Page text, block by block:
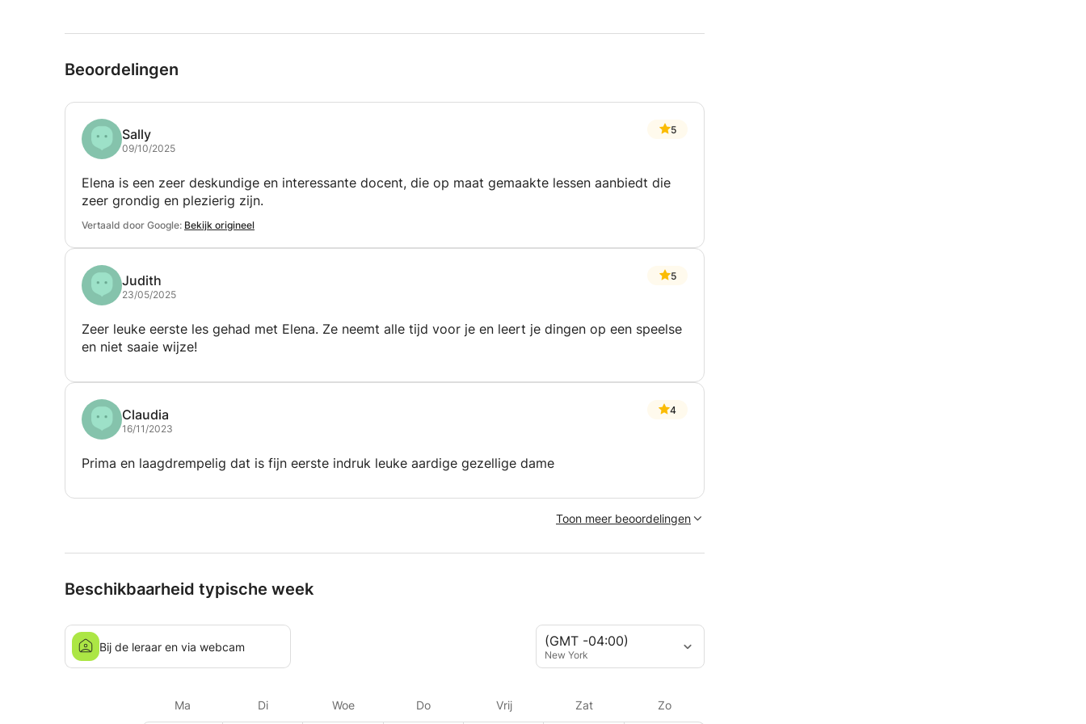
Instituto Textil Argentino (Buenos Aires, Argentinië)
Privéles aan volwassenen.
Zelfstandig / Eigenaar
Buenos Aires, Argentinië
Groepen en privéles aan kinderen.
Colegio Espíritu Santo
Administratief medewerkerAdministratief medewerker
Buenos Aires, Argentinië
Algemene administratieve werkzaamheden.
Beoordelingen
Sally
09/10/2025
5
Elena is een zeer deskundige en interessante docent, die op maat gemaakte lessen aanbiedt die
zeer grondig en plezierig zijn.
Vertaald door Google: Bekijk origineel
Judith
23/05/2025
5
Zeer leuke eerste les gehad met Elena. Ze neemt alle tijd voor je en leert je dingen op een speelse
en niet saaie wijze!
Claudia
16/11/2023
4
Prima en laagdrempelig dat is fijn eerste indruk leuke aardige gezellige dame
Toon meer beoordelingen
Beschikbaarheid typische week
(GMT -04:00)
New York
Bij de leraar en via webcam
Ma Di Woe Do Vrij Zat Zo